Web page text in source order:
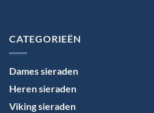
CATEGORIEËN
Dames sieraden
Heren sieraden
Viking sieraden